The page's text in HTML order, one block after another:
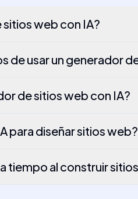
sitios web con IA?
de usar un generador
de sitios web con IA?
para diseñar sitios web?
tiempo al construir